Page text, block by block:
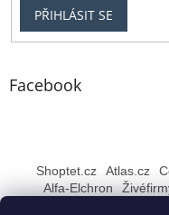
PŘIHLÁSIT SE
Facebook
Shoptet.cz Atlas.cz
Alfa-Elchron